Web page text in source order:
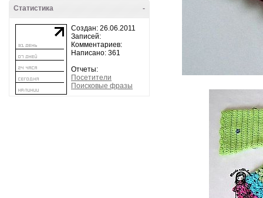
-
Статистика
Создан: 26.06.2011
Записей:
Комментариев:
Написано: 361
Отчеты:
Посетители
Поисковые фразы